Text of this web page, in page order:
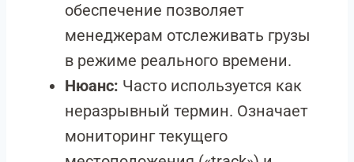
обеспечение позволяет
менеджерам отслеживать грузы
в режиме реального времени.
Нюанс: Часто используется как
неразрывный термин. Означает
мониторинг текущего